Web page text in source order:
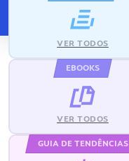
VER TODOS
EBOOKS
VER TODOS
GUIA DE TENDÊNCIAS